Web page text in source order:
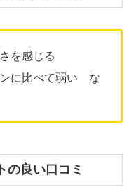
を感じる
ンに比べて弱い な
の良い口コミ